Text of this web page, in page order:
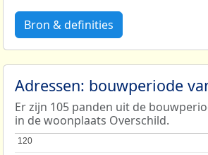
Bron & definities
Adressen: bouwperiode
Er zijn 105 panden uit de
in de woonplaats Overschild.
120
120